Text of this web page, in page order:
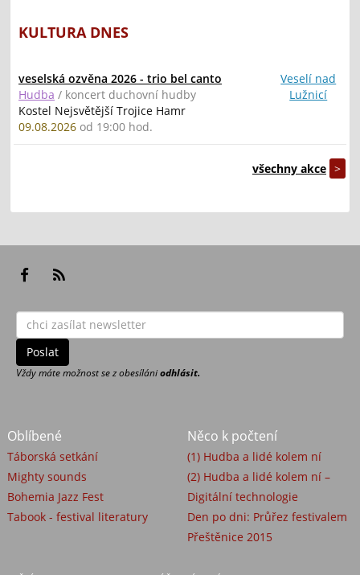
KULTURA DNES
veselská ozvěna 2026 - trio bel canto
Hudba / koncert duchovní hudby
Kostel Nejsvětější Trojice Hamr
09.08.2026 od 19:00 hod.
Veselí nad
Lužnicí
všechny akce >
Vždy máte možnost se z obesílániodhlásit.
Oblíbené
Táborská setkání
Mighty sounds
Bohemia Jazz Fest
Tabook - festival literatury
Něco k počtení
(1) Hudba a lidé kolem ní
(2) Hudba a lidé kolem ní –
Digitální technologie
Den po dni: Průřez festivalem
Přeštěnice 2015